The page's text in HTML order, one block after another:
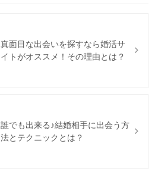
真面目な出会いを探すなら婚活サ
イトがオススメ！その理由とは？
誰でも出来る♪結婚相手に出会う方
法とテクニックとは？